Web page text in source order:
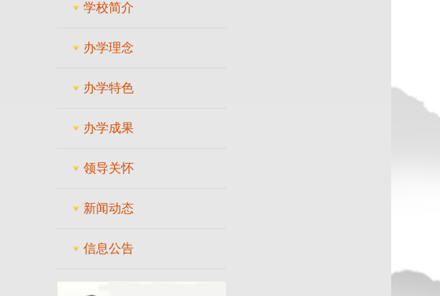
学校简介
办学理念
办学特色
办学成果
领导关怀
新闻动态
信息公告